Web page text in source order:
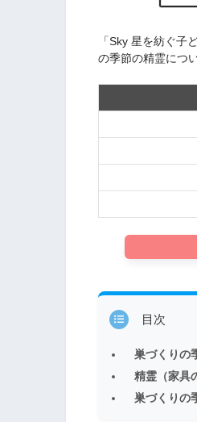
「Sky 星を紡ぐ子
の季節の精霊につ
目次
巣づくりの
精霊（家具
巣づくりの